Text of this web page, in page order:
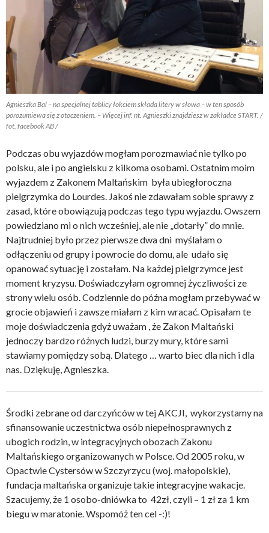
Agnieszka Bal – na specjalnej tablicy łokciem składa litery w słowa – w ten sposób
porozumiewa się z otoczeniem. – Więcej inf. nt. Agnieszki znajdziesz w zakładce START. /
fot. facebook AB /
Podczas obu wyjazdów mogłam porozmawiać nie tylko po
polsku, ale i po angielsku z kilkoma osobami. Ostatnim moim
wyjazdem z Zakonem Maltańskim była ubiegłoroczna
pielgrzymka do Lourdes. Jakoś nie zdawałam sobie sprawy z
zasad, które obowiązują podczas tego typu wyjazdu. Owszem
powiedziano mi o nich wcześniej, ale nie „dotarły” do mnie.
Najtrudniej było przez pierwsze dwa dni myślałam o
odłączeniu od grupy i powrocie do domu, ale udało się
opanować sytuację i zostałam. Na każdej pielgrzymce jest
moment kryzysu. Doświadczyłam ogromnej życzliwości ze
strony wielu osób. Codziennie do późna mogłam przebywać w
grocie objawień i zawsze miałam z kim wracać. Opisałam te
moje doświadczenia gdyż uważam , że Zakon Maltański
jednoczy bardzo różnych ludzi, burzy mury, które sami
stawiamy pomiędzy sobą. Dlatego … warto biec dla nich i dla
nas. Dziękuję, Agnieszka.
Środki zebrane od darczyńców w tej AKCJI, wykorzystamy na
sfinansowanie uczestnictwa osób niepełnosprawnych z
ubogich rodzin, w integracyjnych obozach Zakonu
Maltańskiego organizowanych w Polsce. Od 2005 roku, w
Opactwie Cystersów w Szczyrzycu (woj. małopolskie),
fundacja maltańska organizuje takie integracyjne wakacje.
Szacujemy, że 1 osobo-dniówka to 42zł, czyli – 1 zł za 1 km
biegu w maratonie. Wspomóż ten cel -:)!